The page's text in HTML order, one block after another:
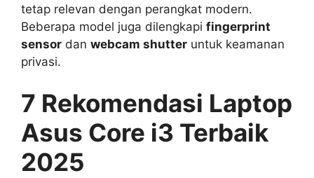
tetap relevan dengan perangkat modern.
Beberapa model juga dilengkapi fingerprint
sensor dan webcam shutter untuk keamanan
privasi.
7 Rekomendasi Laptop
Asus Core i3 Terbaik
2025